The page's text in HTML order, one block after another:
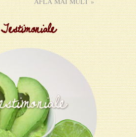
Testimoniale